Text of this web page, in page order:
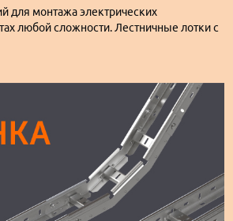
для монтажа электрических
любой сложности. Лестничные лотки с